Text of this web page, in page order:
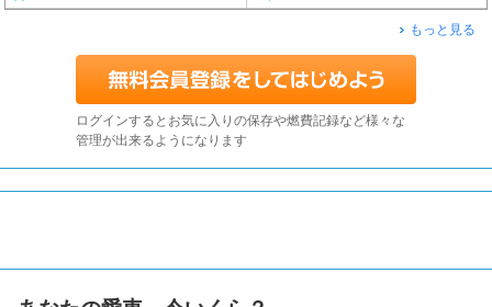
もっと見る
ログインするとお気に入りの保存や燃費記録など様々な
管理が出来るようになります